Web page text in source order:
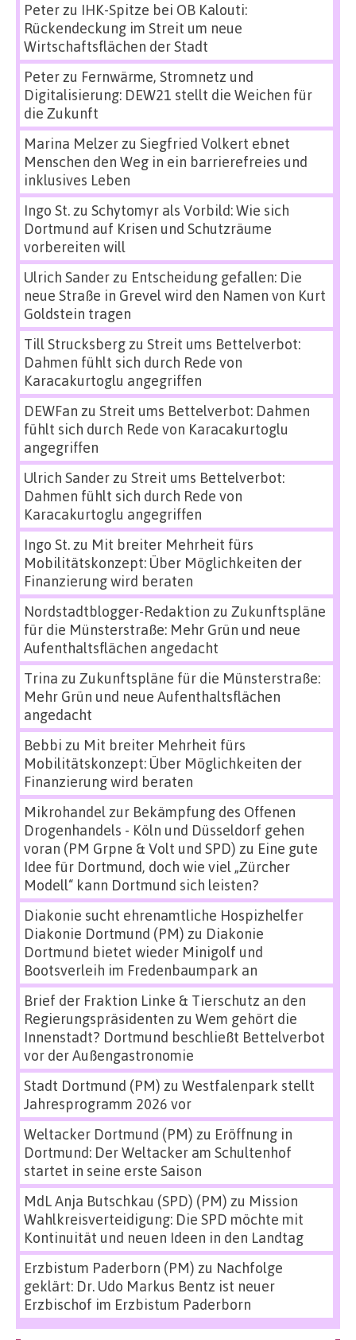
Peterzu IHK-Spitze bei OB Kalouti:
Rückendeckung im Streit um neue
Wirtschaftsflächen der Stadt
Peterzu Fernwärme, Stromnetz und
Digitalisierung: DEW21 stellt die Weichen für
die Zukunft
Marina Melzerzu Siegfried Volkert ebnet
Menschen den Weg in ein barrierefreies und
inklusives Leben
Ingo St.zu Schytomyr als Vorbild: Wie sich
Dortmund auf Krisen und Schutzräume
vorbereiten will
Ulrich Sanderzu Entscheidung gefallen: Die
neue Straße in Grevel wird den Namen von Kurt
Goldstein tragen
Till Strucksbergzu Streit ums Bettelverbot:
Dahmen fühlt sich durch Rede von
Karacakurtoglu angegriffen
DEWFan zu Streit ums Bettelverbot: Dahmen
fühlt sich durch Rede von Karacakurtoglu
angegriffen
Ulrich Sanderzu Streit ums Bettelverbot:
Dahmen fühlt sich durch Rede von
Karacakurtoglu angegriffen
Ingo St.zu Mit breiter Mehrheit fürs
Mobilitätskonzept: Über Möglichkeiten der
Finanzierung wird beraten
Nordstadtblogger-Redaktion zu Zukunftspläne
für die Münsterstraße: Mehr Grün und neue
Aufenthaltsflächen angedacht
Trina zu Zukunftspläne für die Münsterstraße:
Mehr Grün und neue Aufenthaltsflächen
angedacht
Bebbi zu Mit breiter Mehrheit fürs
Mobilitätskonzept: Über Möglichkeiten der
Finanzierung wird beraten
Mikrohandel zur Bekämpfung des Offenen
Drogenhandels - Köln und Düsseldorf gehen
voran (PM Grpne & Volt und SPD) zu Eine gute
Idee für Dortmund, doch wie viel „Zürcher
Modell“ kann Dortmund sich leisten?
Diakonie sucht ehrenamtliche Hospizhelfer
Diakonie Dortmund (PM) zu Diakonie
Dortmund bietet wieder Minigolf und
Bootsverleih im Fredenbaumpark an
Brief der Fraktion Linke & Tierschutz an den
Regierungspräsidenten zu Wem gehört die
Innenstadt? Dortmund beschließt Bettelverbot
vor der Außengastronomie
Stadt Dortmund (PM) zu Westfalenpark stellt
Jahresprogramm 2026 vor
Weltacker Dortmund (PM) zu Eröffnung in
Dortmund: Der Weltacker am Schultenhof
startet in seine erste Saison
MdL Anja Butschkau (SPD) (PM) zu Mission
Wahlkreisverteidigung: Die SPD möchte mit
Kontinuität und neuen Ideen in den Landtag
Erzbistum Paderborn (PM) zu Nachfolge
geklärt: Dr. Udo Markus Bentz ist neuer
Erzbischof im Erzbistum Paderborn